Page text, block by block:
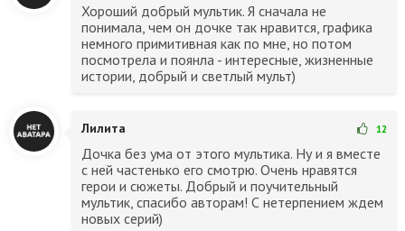
Хороший добрый мультик. Я сначала не
понимала, чем он дочке так нравится, графика
немного примитивная как по мне, но потом
посмотрела и поянла - интересные, жизненные
истории, добрый и светлый мульт)
Лилита 12
Дочка без ума от этого мультика. Ну и я вместе
с ней частенько его смотрю. Очень нравятся
герои и сюжеты. Добрый и поучительный
мультик, спасибо авторам! С нетерпением ждем
новых серий)